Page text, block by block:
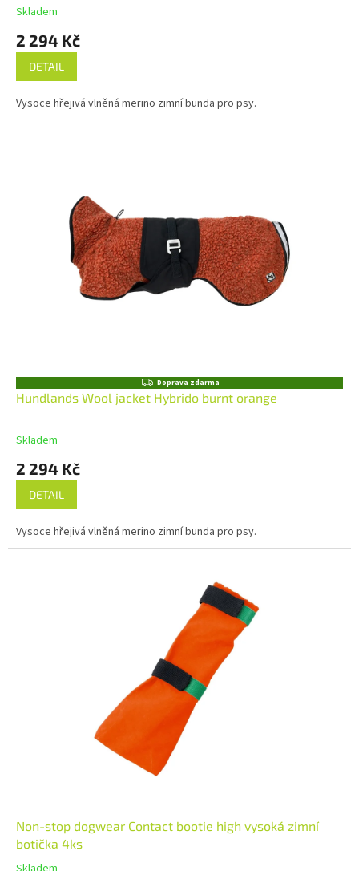
Skladem
2 294 Kč
DETAIL
Vysoce hřejivá vlněná merino zimní bunda pro psy.
Z
D
A
Doprava zdarma
Hundlands Wool jacket Hybrido burnt orange
Skladem
2 294 Kč
DETAIL
Vysoce hřejivá vlněná merino zimní bunda pro psy.
Non-stop dogwear Contact bootie high vysoká zimní
botička 4ks